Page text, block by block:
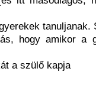
tanuljanak.
hogy amikor a
a szülő kapja